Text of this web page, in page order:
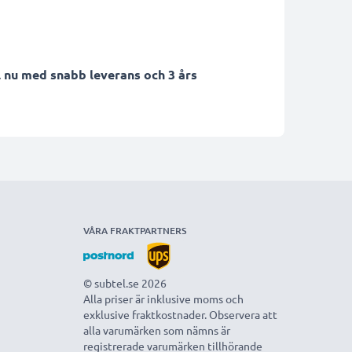
med snabb leverans och 3 års
VÅRA FRAKTPARTNERS
© subtel.se 2026
Alla priser är inklusive moms och
exklusive fraktkostnader. Observera att
alla varumärken som nämns är
registrerade varumärken tillhörande